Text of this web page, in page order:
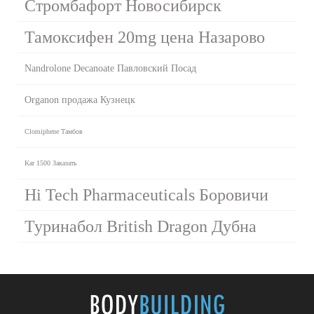
Стромбафорт Новосибирск
Тамоксифен 20mg цена Назарово
Nandrolone Decanoate Павловский Посад
Organon продажа Кузнецк
Clomiphene Тамбов
Kar 1500 Заказать
Hi Tech Pharmaceuticals Боровичи
Туринабол British Dragon Дубна